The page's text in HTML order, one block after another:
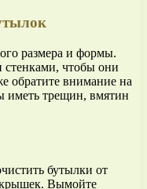
размера и формы.
чтобы они
обратите внимание на
иметь трещин, вмятин
бутылки от
крышек. Вымойте